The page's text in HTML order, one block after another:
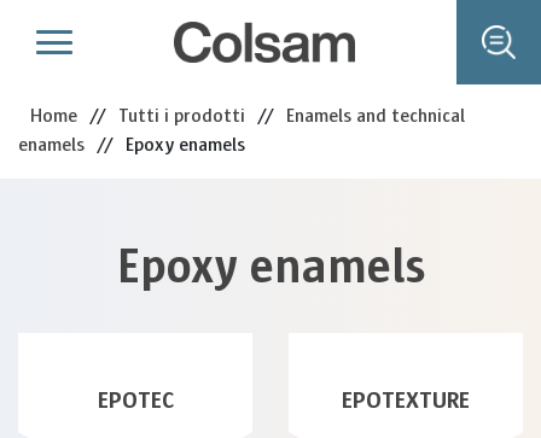
Home // Tutti i prodotti // Enamels and technical
enamels // Epoxy enamels
Epoxy enamels
EPOTEC EPOTEXTURE